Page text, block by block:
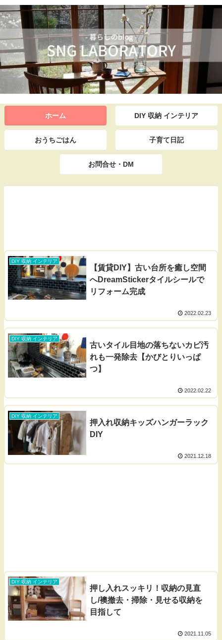
ホーム DIY 収納 インテリア
おうちごはん 子育て日記
お問合せ・DM
DIY 収納 インテリア
【賃貸DIY】古い台所を癒し空間
へDreamStickerタイルシールで
リフォーム完成
2022.02.23
DIY 収納 インテリア
古いタイル目地の落ちないカビ汚
れも一発除去【かびとりいっぱ
つ】
2022.02.22
DIY 収納 インテリア
押入れ収納キッズハンガーラック
DIY
2021.12.18
DIY 収納 インテリア
押し入れスッキリ！収納の見直
し/襖撤去・掃除・見せる収納を
目指して
2021.11.05